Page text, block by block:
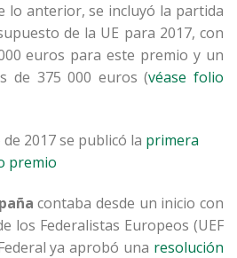
lo anterior, se incluyó la partida
de la UE para 2017, con
euros para este premio y un
de 375 000 euros (véase folio
2017 se publicó la primera
premio
contaba desde un inicio con
los Federalistas Europeos (UEF
ya aprobó una resolución